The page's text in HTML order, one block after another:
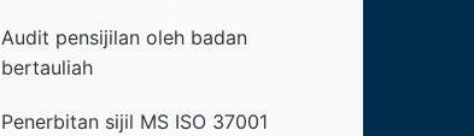
Audit pensijilan oleh badan
bertauliah
Penerbitan sijil MS ISO 37001